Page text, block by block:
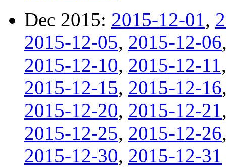
Dec 2015: 2015-12-01,
2015-12-05, 2015-12-06
2015-12-10, 2015-12-11
2015-12-15, 2015-12-16
2015-12-20, 2015-12-21
2015-12-25, 2015-12-26
2015-12-30, 2015-12-31